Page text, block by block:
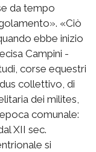
da tempo
«Ciò
ebbe inizio
Campini -
corse equestri
collettivo, di
dei milites,
comunale:
XII sec.
si